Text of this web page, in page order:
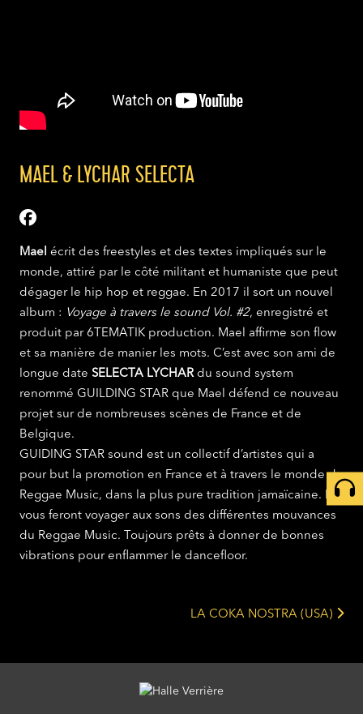
MAEL & LYCHAR SELECTA
Mael écrit des freestyles et des textes impliqués sur le
monde, attiré par le côté militant et humaniste que peut
dégager le hip hop et reggae. En 2017 il sort un nouvel
album : Voyage à travers le sound Vol. #2, enregistré et
produit par 6TEMATIK production. Mael affirme son flow
et sa manière de manier les mots. C’est avec son ami de
longue date SELECTA LYCHAR du sound system
renommé GUILDING STAR que Mael défend ce nouveau
projet sur de nombreuses scènes de France et de
Belgique.
GUIDING STAR sound est un collectif d’artistes qui a
pour but la promotion en France et à travers le monde du
Reggae Music, dans la plus pure tradition jamaïcaine. Ils
vous feront voyager aux sons des différentes mouvances
du Reggae Music. Toujours prêts à donner de bonnes
vibrations pour enflammer le dancefloor.
LA COKA NOSTRA (USA)